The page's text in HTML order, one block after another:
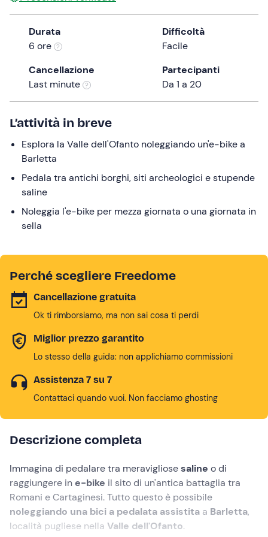
Press
question
mark
get
keyboard
shortcuts
for
changing
dates.
Durata
6 ore
Difficoltà
Facile
Cancellazione
Last minute
Partecipanti
Da 1 a 20
L’attività in breve
Esplora la Valle dell'Ofanto noleggiando un'e-bike a
Barletta
Pedala tra antichi borghi, siti archeologici e stupende
saline
Noleggia l'e-bike per mezza giornata o una giornata in
sella
Perché scegliere Freedome
Cancellazione gratuita
Ok ti rimborsiamo, ma non sai cosa ti perdi
Miglior prezzo garantito
Lo stesso della guida: non applichiamo commissioni
Assistenza 7 su 7
Contattaci quando vuoi. Non facciamo ghosting
Descrizione completa
Immagina di pedalare tra meravigliosesaline o di
raggiungere ine-bike il sito di un'antica battaglia tra
Romani e Cartaginesi. Tutto questo è possibile
noleggiando una bici a pedalata assistita a Barletta,
località pugliese nella Valle dell'Ofanto.